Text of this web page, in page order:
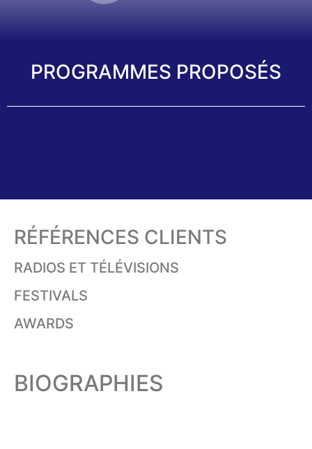
PROGRAMMES PROPOSÉS
RÉFÉRENCES CLIENTS
RADIOS ET TÉLÉVISIONS
FESTIVALS
AWARDS
BIOGRAPHIES